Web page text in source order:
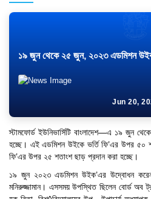
১৯ জুন থেকে ২৫ জুন, ২০২৩ এডমিশন
Jun 20,
স্টামফোর্ড ইউনিভার্সিটি বাংলাদেশ—এ ১৯ জুন
হচ্ছে। এই এডমিশন উইকে ভর্তি ফি’এর উপর ৫০
ফি’এর উপর ২৫ শতাংশ ছাড় প্রদান করা হচ্ছে।
১৯ জুন ২০২৩ এডমিশন উইক’এর উদ্বোধন করেন
মনিরুজ্জামান। এসসময় উপস্থিত ছিলেন বোর্ড অব